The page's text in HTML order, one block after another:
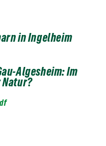
in Ingelheim
Algesheim: Im